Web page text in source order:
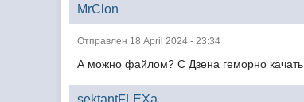
MrClon
Отправлен 18 April 2024 - 23:34
А можно файлом? С Дзена геморно качать